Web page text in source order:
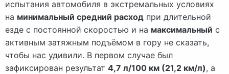
испытания автомобиля в экстремальных условиях
на минимальный средний расход при длительной
езде с постоянной скоростью и на максимальный с
активным затяжным подъёмом в гору не сказать,
чтобы нас удивили. В первом случае был
зафиксирован результат 4,7 л/100 км (21,2 км/л), а